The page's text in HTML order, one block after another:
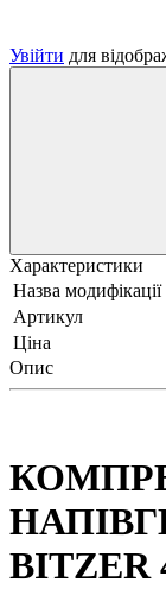
Увійти для
Характеристики
Назва модифікації
Артикул
Ціна
Опис
BITZER